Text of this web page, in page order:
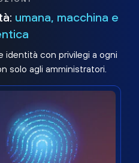
umana, macchina e
identità con privilegi a ogni
solo agli amministratori.